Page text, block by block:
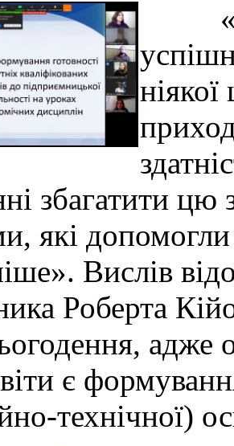
збагатити цю
які
Вислів
Роберта
адже
є
технічної)